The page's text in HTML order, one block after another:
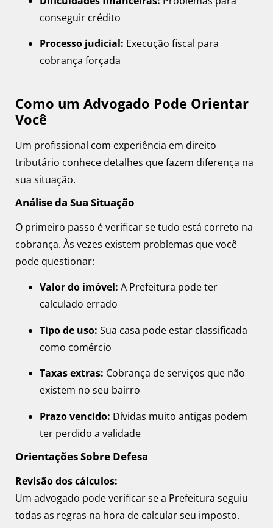
conseguir crédito
Processo judicial: Execução fiscal para
cobrança forçada
Como um Advogado Pode Orientar
Você
Um profissional com experiência em direito
tributário conhece detalhes que fazem diferença na
sua situação.
Análise da Sua Situação
O primeiro passo é verificar se tudo está correto na
cobrança. Às vezes existem problemas que você
pode questionar:
Valor do imóvel: A Prefeitura pode ter
calculado errado
Tipo de uso: Sua casa pode estar classificada
como comércio
Taxas extras: Cobrança de serviços que não
existem no seu bairro
Prazo vencido: Dívidas muito antigas podem
ter perdido a validade
Orientações Sobre Defesa
Revisão dos cálculos:
Um advogado pode verificar se a Prefeitura seguiu
todas as regras na hora de calcular seu imposto.